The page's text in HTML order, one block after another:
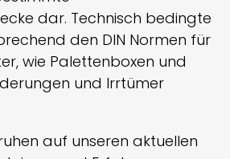
dar. Technisch bedingte
den DIN Normen für
wie Palettenboxen und
und Irrtümer
auf unseren aktuellen